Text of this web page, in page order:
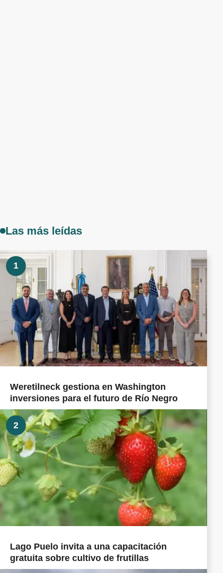
Las más leídas
1
Weretilneck gestiona en Washington
inversiones para el futuro de Río Negro
2
Lago Puelo invita a una capacitación
gratuita sobre cultivo de frutillas